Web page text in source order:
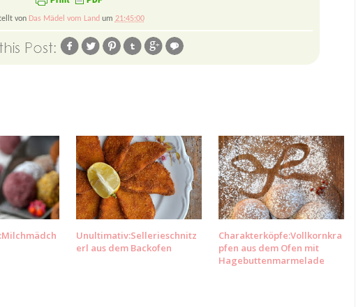
von Das Mädel vom Land um 21:45:00
Unultimativ:Sellerieschnitz
erl aus dem Backofen
Charakterköpfe:Vollkornkra
pfen aus dem Ofen mit
Hagebuttenmarmelade